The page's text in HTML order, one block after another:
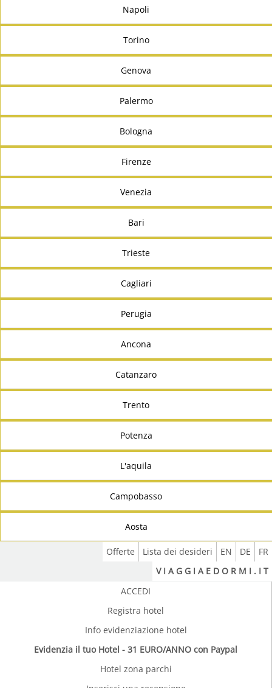
Napoli
Torino
Genova
Palermo
Bologna
Firenze
Venezia
Bari
Trieste
Cagliari
Perugia
Ancona
Catanzaro
Trento
Potenza
L'aquila
Campobasso
Aosta
FR
DE
EN
Lista dei desideri
Offerte
V I A G G I A E D O R M I . I T
ACCEDI
Registra hotel
Info evidenziazione hotel
Evidenzia il tuo Hotel - 31 EURO/ANNO con Paypal
Hotel zona parchi